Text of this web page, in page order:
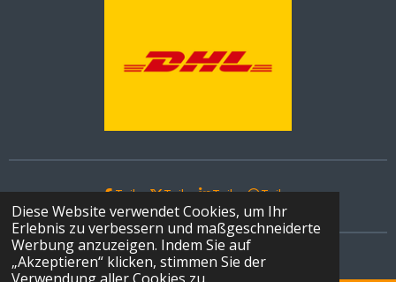
Diese Website verwendet Cookies, um Ihr
Erlebnis zu verbessern und maßgeschneiderte
Werbung anzuzeigen. Indem Sie auf
„Akzeptieren“ klicken, stimmen Sie der
Teilen Teilen Teilen Teilen
© 2024 - 2026 Skyhawk Brilz Technologies